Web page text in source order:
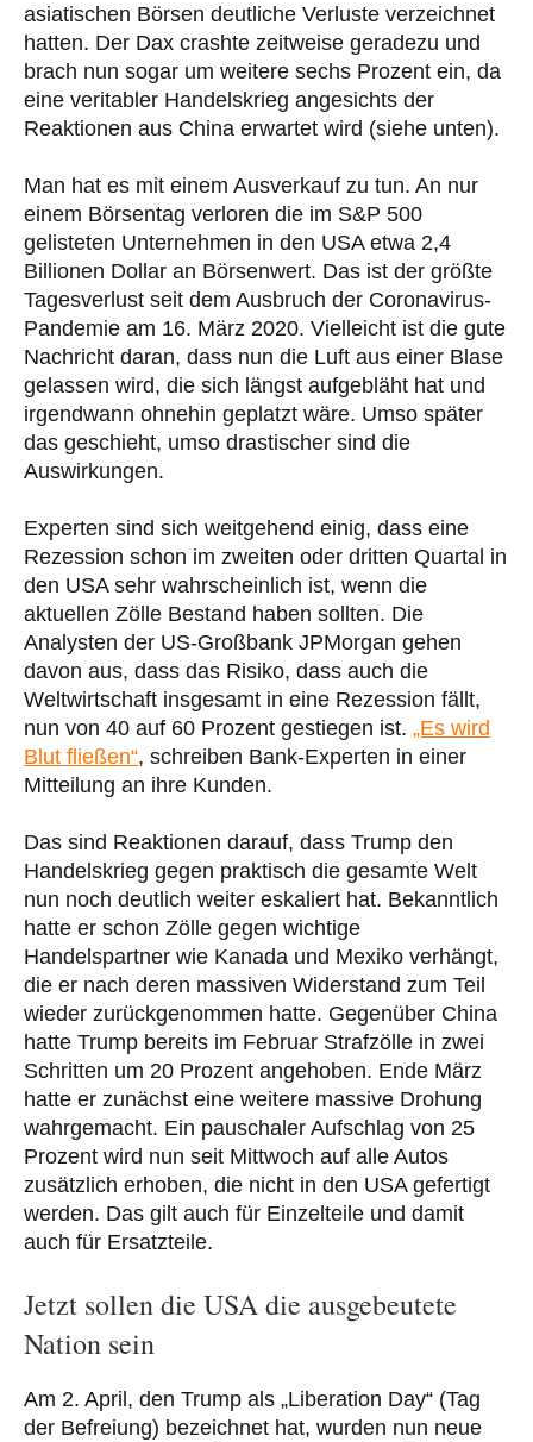
asiatischen Börsen deutliche Verluste verzeichnet
hatten. Der Dax crashte zeitweise geradezu und
brach nun sogar um weitere sechs Prozent ein, da
eine veritabler Handelskrieg angesichts der
Reaktionen aus China erwartet wird (siehe unten).
Man hat es mit einem Ausverkauf zu tun. An nur
einem Börsentag verloren die im S&P 500
gelisteten Unternehmen in den USA etwa 2,4
Billionen Dollar an Börsenwert. Das ist der größte
Tagesverlust seit dem Ausbruch der Coronavirus-
Pandemie am 16. März 2020. Vielleicht ist die gute
Nachricht daran, dass nun die Luft aus einer Blase
gelassen wird, die sich längst aufgebläht hat und
irgendwann ohnehin geplatzt wäre. Umso später
das geschieht, umso drastischer sind die
Auswirkungen.
Experten sind sich weitgehend einig, dass eine
Rezession schon im zweiten oder dritten Quartal in
den USA sehr wahrscheinlich ist, wenn die
aktuellen Zölle Bestand haben sollten. Die
Analysten der US-Großbank JPMorgan gehen
davon aus, dass das Risiko, dass auch die
Weltwirtschaft insgesamt in eine Rezession fällt,
nun von 40 auf 60 Prozent gestiegen ist. „Es wird
Blut fließen“, schreiben Bank-Experten in einer
Mitteilung an ihre Kunden.
Das sind Reaktionen darauf, dass Trump den
Handelskrieg gegen praktisch die gesamte Welt
nun noch deutlich weiter eskaliert hat. Bekanntlich
hatte er schon Zölle gegen wichtige
Handelspartner wie Kanada und Mexiko verhängt,
die er nach deren massiven Widerstand zum Teil
wieder zurückgenommen hatte. Gegenüber China
hatte Trump bereits im Februar Strafzölle in zwei
Schritten um 20 Prozent angehoben. Ende März
hatte er zunächst eine weitere massive Drohung
wahrgemacht. Ein pauschaler Aufschlag von 25
Prozent wird nun seit Mittwoch auf alle Autos
zusätzlich erhoben, die nicht in den USA gefertigt
werden. Das gilt auch für Einzelteile und damit
auch für Ersatzteile.
Jetzt sollen die USA die ausgebeutete
Nation sein
Am 2. April, den Trump als „Liberation Day“ (Tag
der Befreiung) bezeichnet hat, wurden nun neue